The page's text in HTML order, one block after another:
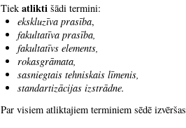
Tiek atlikti šādi termini:
ekskluzīva prasība,
fakultatīva prasība,
fakultatīvs elements,
rokasgrāmata,
sasniegtais tehniskais līmenis,
standartizācijas izstrādne.
Par visiem atliktajiem terminiem sēdē